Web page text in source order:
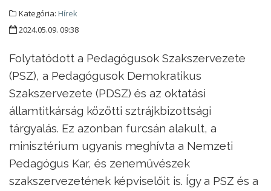
Kategória: Hírek
2024.05.09. 09:38
Folytatódott a Pedagógusok Szakszervezete
(PSZ), a Pedagógusok Demokratikus
Szakszervezete (PDSZ) és az oktatási
államtitkárság közötti sztrájkbizottsági
tárgyalás. Ez azonban furcsán alakult, a
minisztérium ugyanis meghívta a Nemzeti
Pedagógus Kar, és zeneművészek
szakszervezetének képviselőit is. Így a PSZ és a